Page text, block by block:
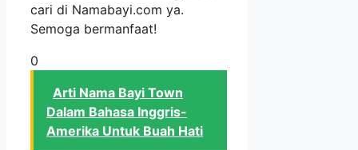
cari di Namabayi.com ya.
Semoga bermanfaat!
0
Arti Nama Bayi Town
Dalam Bahasa Inggris-
Amerika Untuk Buah Hati